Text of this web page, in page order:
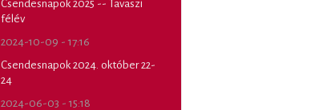
Csendesnapok 2025 -- Tavaszi
félév
2024-10-09 - 17:16
Csendesnapok 2024. október 22-
24
2024-06-03 - 15:18